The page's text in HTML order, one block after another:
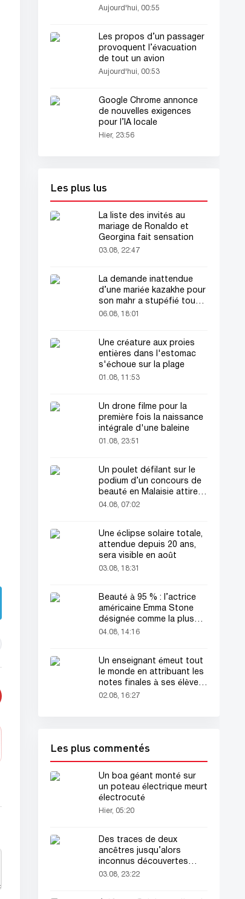
Aujourd'hui, 00:55
Les propos d’un passager
provoquent l’évacuation
de tout un avion
Aujourd'hui, 00:53
Google Chrome annonce
de nouvelles exigences
pour l’IA locale
Hier, 23:56
Les plus lus
La liste des invités au
mariage de Ronaldo et
Georgina fait sensation
03.08, 22:47
La demande inattendue
d’une mariée kazakhe pour
son mahr a stupéfié tout
le monde
06.08, 18:01
Une créature aux proies
entières dans l'estomac
s'échoue sur la plage
01.08, 11:53
Un drone filme pour la
première fois la naissance
intégrale d'une baleine
01.08, 23:51
Un poulet défilant sur le
podium d’un concours de
beauté en Malaisie attire
l’attention du public
04.08, 07:02
Une éclipse solaire totale,
attendue depuis 20 ans,
sera visible en août
03.08, 18:31
Beauté à 95 % : l’actrice
américaine Emma Stone
désignée comme la plus
belle femme du monde !
04.08, 14:16
Un enseignant émeut tout
le monde en attribuant les
notes finales à ses élèves
avant sa mort
02.08, 16:27
Les plus commentés
Un boa géant monté sur
un poteau électrique meurt
électrocuté
Hier, 05:20
Des traces de deux
ancêtres jusqu’alors
inconnus découvertes
dans l’ADN humain
03.08, 23:22